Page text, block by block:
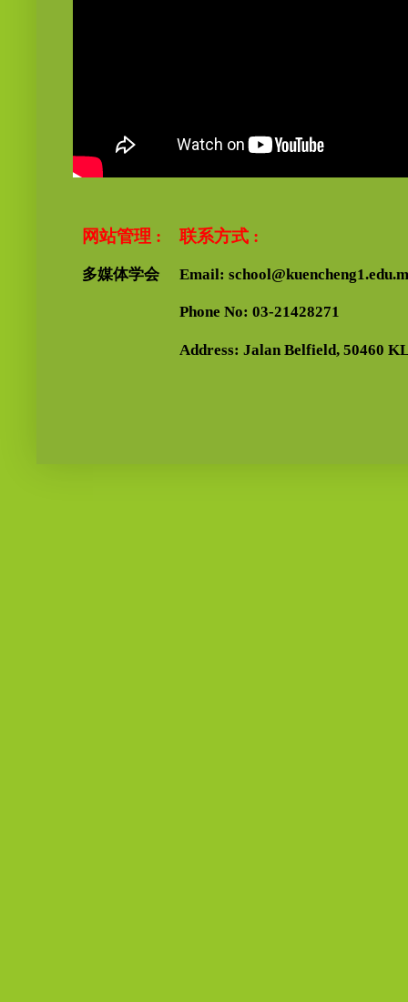
网站管理 :
多媒体学会
联系方式 :
Email:
Phone No: 03-21428271
Address: Jalan Belfield, 50460